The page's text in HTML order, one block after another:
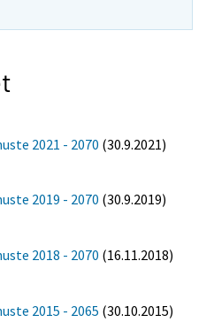
2021 - 2070 (30.9.2021)
2019 - 2070 (30.9.2019)
2018 - 2070 (16.11.2018)
2015 - 2065 (30.10.2015)